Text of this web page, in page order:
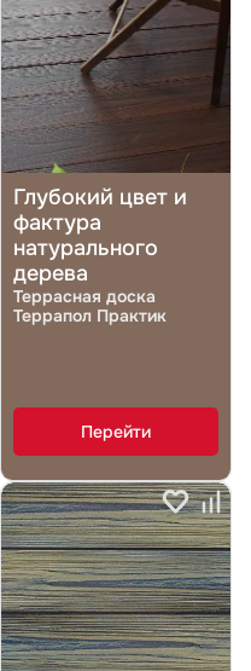
Глубокий цвет и
фактура
натурального
дерева
Террасная доска
Террапол Практик
Перейти